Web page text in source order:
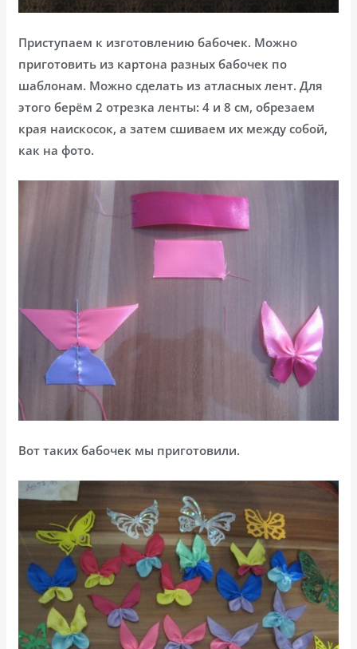
Приступаем к изготовлению бабочек. Можно
приготовить из картона разных бабочек по
шаблонам. Можно сделать из атласных лент. Для
этого берём 2 отрезка ленты: 4 и 8 см, обрезаем
края наискосок, а затем сшиваем их между собой,
как на фото.
Вот таких бабочек мы приготовили.